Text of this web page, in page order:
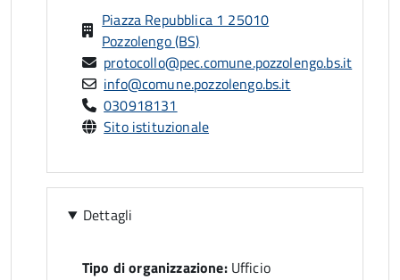
Piazza Repubblica 1 25010
Pozzolengo (BS)
protocollo@pec.comune.pozzolengo.bs.it
info@comune.pozzolengo.bs.it
030918131
Sito istituzionale
Dettagli
Tipo di organizzazione:Ufficio